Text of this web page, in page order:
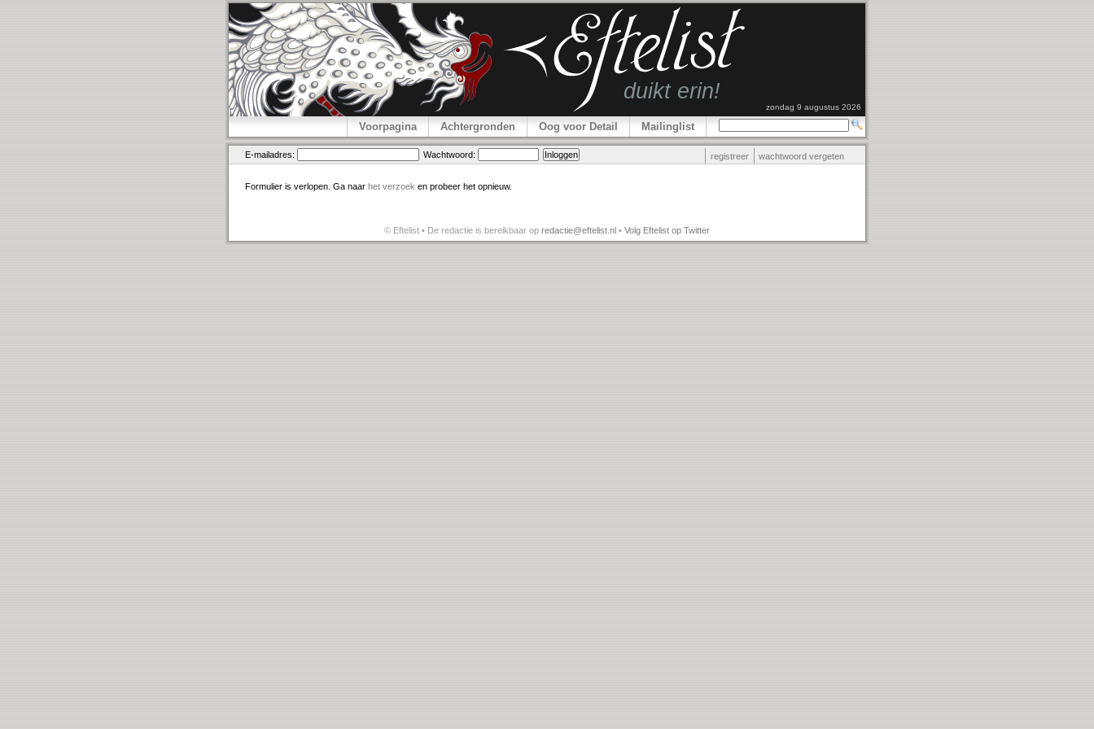
zondag 9 augustus 2026
Voorpagina Achtergronden Oog voor Detail Mailinglist
E-mailadres: Wachtwoord: registreer wachtwoord vergeten
Formulier is verlopen. Ga naar het verzoek en probeer het opnieuw.
© Eftelist • De redactie is bereikbaar op redactie@eftelist.nl • Volg Eftelist op Twitter